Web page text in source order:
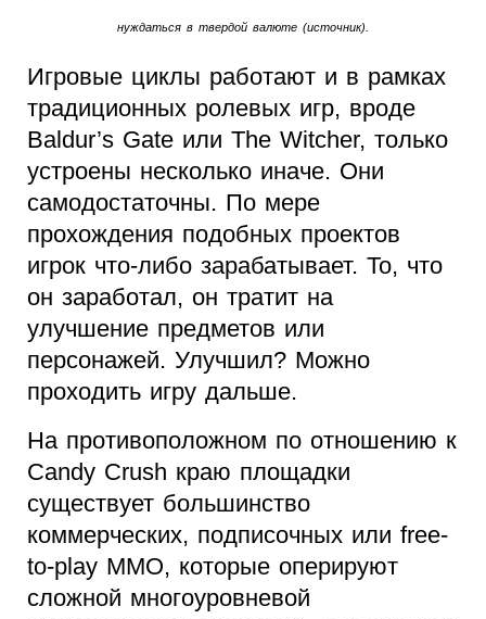
нуждаться в твердой валюте (источник).
Игровые циклы работают и в рамках
традиционных ролевых игр, вроде
Baldur’s Gate или The Witcher, только
устроены несколько иначе. Они
самодостаточны. По мере
прохождения подобных проектов
игрок что-либо зарабатывает. То, что
он заработал, он тратит на
улучшение предметов или
персонажей. Улучшил? Можно
проходить игру дальше.
На противоположном по отношению к
Candy Crush краю площадки
существует большинство
коммерческих, подписочных или free-
to-play MMO, которые оперируют
сложной многоуровневой